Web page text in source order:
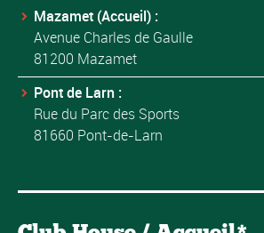
Mazamet (Accueil) :
Avenue Charles de Gaulle
81200 Mazamet
Pont de Larn :
Rue du Parc des Sports
81660 Pont-de-Larn